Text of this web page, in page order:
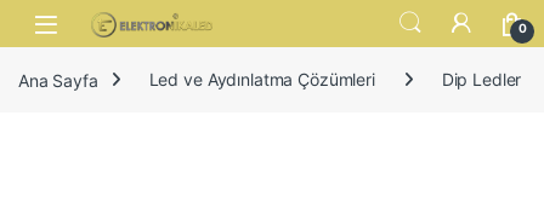
Skip to navigation
Skip to content
Open 0
Ana Sayfa Led ve Aydınlatma Çözümleri Dip Ledler